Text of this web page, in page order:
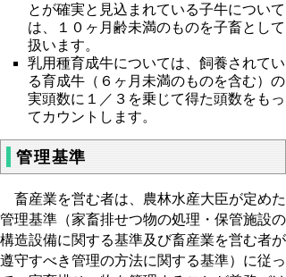
とが確実と見込まれている子牛について
は、１０ヶ月齢未満のものを子畜として
扱います。
乳用種育成牛については、飼養されてい
る育成牛（６ヶ月未満のものを含む）の
実頭数に１／３を乗じて得た頭数をもっ
てカウントします。
管理基準
畜産業を営む者は、農林水産大臣が定めた
管理基準（家畜排せつ物の処理・保管施設の
構造設備に関する基準及び畜産業を営む者が
遵守すべき管理の方法に関する基準）に従っ